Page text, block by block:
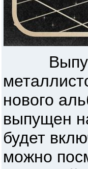
нового
выпущен
будет
можно